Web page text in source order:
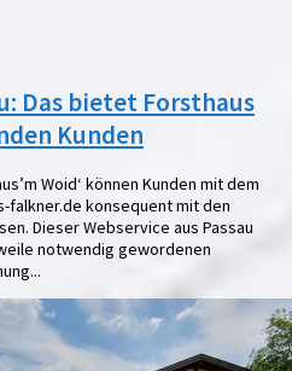
Das bietet Forsthaus
Kunden
Woid‘ können Kunden mit dem
konsequent mit den
Dieser Webservice aus Passau
notwendig gewordenen